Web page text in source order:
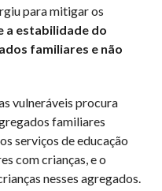
para mitigar os
a estabilidade do
familiares e não
vulneráveis procura
familiares
serviços de educação
com crianças, e o
nesses agregados.